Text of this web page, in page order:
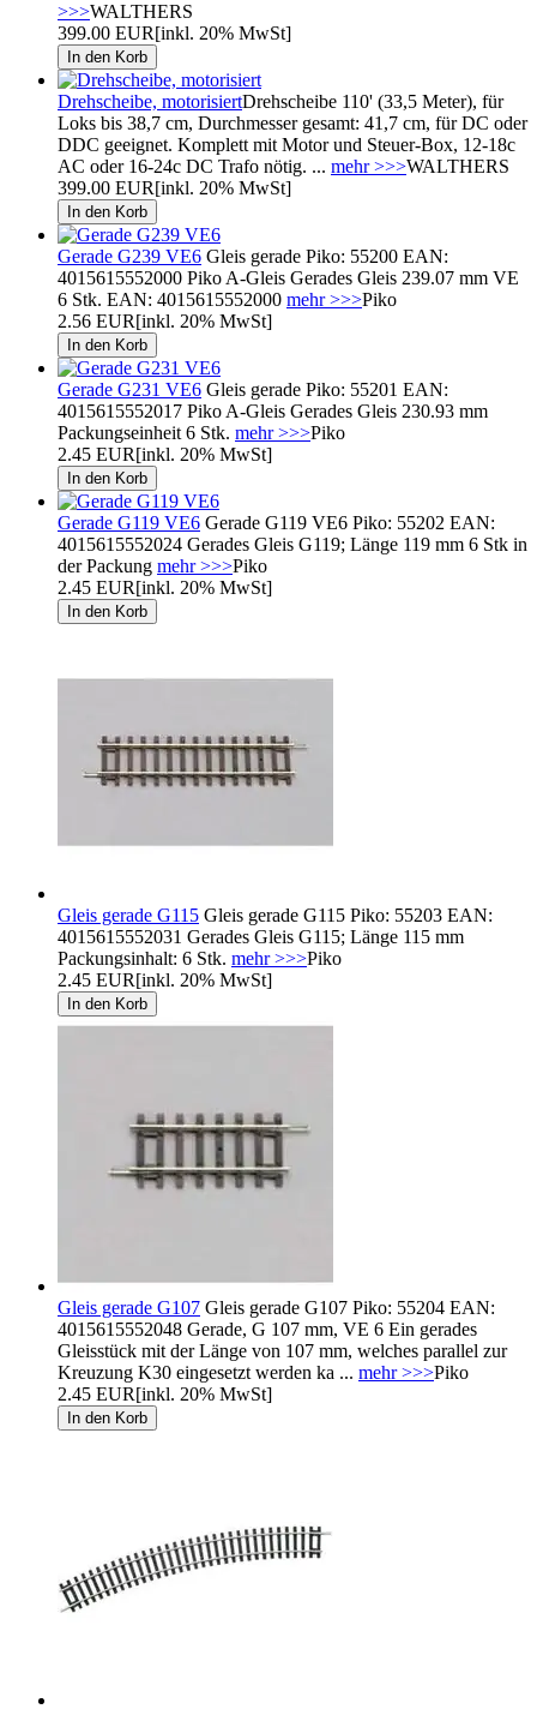
>>>WALTHERS
399.00 EUR[inkl. 20% MwSt]
Drehscheibe, motorisiertDrehscheibe 110' (33,5 Meter), für
Loks bis 38,7 cm, Durchmesser gesamt: 41,7 cm, für DC oder
DDC geeignet. Komplett mit Motor und Steuer-Box, 12-18c
AC oder 16-24c DC Trafo nötig. ... mehr >>>WALTHERS
399.00 EUR[inkl. 20% MwSt]
Gerade G239 VE6 Gleis gerade Piko: 55200 EAN:
4015615552000 Piko A-Gleis Gerades Gleis 239.07 mm VE
6 Stk. EAN: 4015615552000 mehr >>>Piko
2.56 EUR[inkl. 20% MwSt]
Gerade G231 VE6 Gleis gerade Piko: 55201 EAN:
4015615552017 Piko A-Gleis Gerades Gleis 230.93 mm
Packungseinheit 6 Stk. mehr >>>Piko
2.45 EUR[inkl. 20% MwSt]
Gerade G119 VE6 Gerade G119 VE6 Piko: 55202 EAN:
4015615552024 Gerades Gleis G119; Länge 119 mm 6 Stk in
der Packung mehr >>>Piko
2.45 EUR[inkl. 20% MwSt]
Gleis gerade G115 Gleis gerade G115 Piko: 55203 EAN:
4015615552031 Gerades Gleis G115; Länge 115 mm
Packungsinhalt: 6 Stk. mehr >>>Piko
2.45 EUR[inkl. 20% MwSt]
Gleis gerade G107 Gleis gerade G107 Piko: 55204 EAN:
4015615552048 Gerade, G 107 mm, VE 6 Ein gerades
Gleisstück mit der Länge von 107 mm, welches parallel zur
Kreuzung K30 eingesetzt werden ka ... mehr >>>Piko
2.45 EUR[inkl. 20% MwSt]